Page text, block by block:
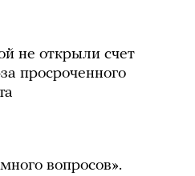
не открыли счет
просроченного
вопросов».